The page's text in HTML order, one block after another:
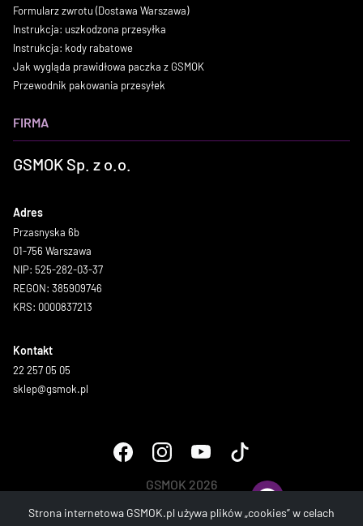
Formularz zwrotu (Dostawa Warszawa)
Instrukcja: uszkodzona przesyłka
Instrukcja: kody rabatowe
Jak wygląda prawidłowa paczka z GSMOK
Przewodnik pakowania przesyłek
FIRMA
GSMOK Sp. z o.o.
Adres
Przasnyska 6b
01-756 Warszawa
NIP: 525-282-03-37
REGON: 385909746
KRS: 0000837213
Kontakt
22 257 05 05
sklep@gsmok.pl
GSMOK 2026
Strona internetowa GSMOK.pl używa plików „cookies” w celach